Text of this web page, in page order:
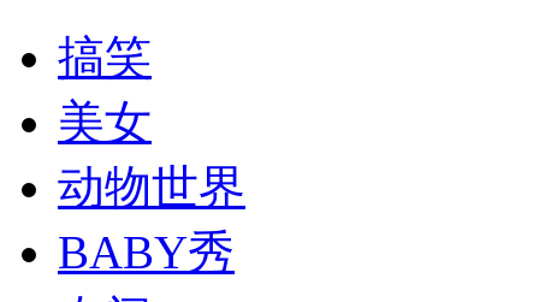
走！跟着总书记去植树
消防员救轻生者
搞笑
美女
动物世界
BABY秀